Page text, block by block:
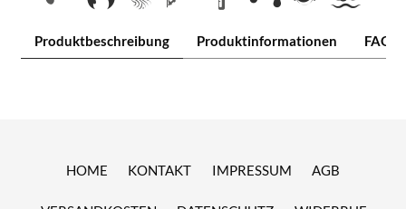
Produktbeschreibung Produktinformationen FAQ
HOME KONTAKT IMPRESSUM AGB